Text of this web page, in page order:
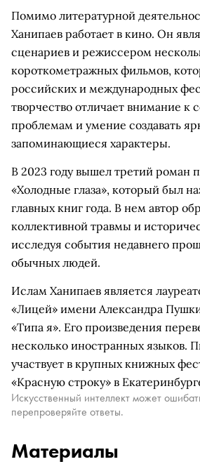
Помимо литературной
Ханипаев работает в кино. Он
сценариев и режиссером
короткометражных фильмов,
российских и международных
творчество отличает внимание к
проблемам и умение создавать
запоминающиеся характеры.
В 2023 году вышел третий роман
«Холодные глаза», который был
главных книг года. В нем автор
коллективной травмы и
исследуя события недавнего
обычных людей.
Ислам Ханипаев является
«Лицей» имени Александра
«Типа я». Его произведения
несколько иностранных языков.
участвует в крупных книжных
«Красную строку» в
Искусственный интеллект может
перепроверяйте ответы.
Материалы